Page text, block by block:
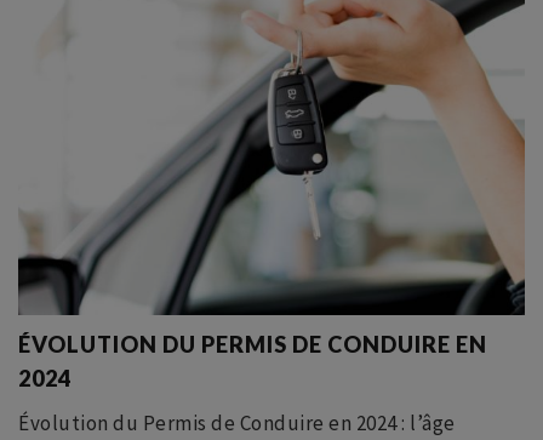
ÉVOLUTION DU PERMIS DE CONDUIRE EN
2024
Évolution du Permis de Conduire en 2024 : l’âge